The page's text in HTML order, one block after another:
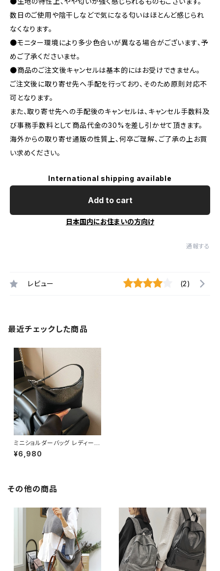
数日のご使用や陰干しなどで気になる匂いはほとんど感じられ
なくなります。
●モニター環境により多少色合いが異なる場合がございます、予
めご了承くださいませ。
●商品のご注文後キャンセルは基本的にはお受けできません。
ご注文後に取り寄せ先へ手配を行っており、そのため原則対応不
可となります。
また、取り寄せ先への手配後のキャンセルは、キャンセル手数料及
び事務手数料として商品代金の30%を差し引かせて頂きます。
海外からの取り寄せ通販の性質上、何卒ご理解、ご了承の上お買
い求めください。
International shipping available
Add to cart
日本国内にお住まいの方向け
通報する
レビュー (2)
最近チェックした商品
ミニショルダーバッグ レディース
ワンショルダーバッグ 無地 シン
プル バッグ 斜めがけ 大人可愛
¥6,980
その他の商品